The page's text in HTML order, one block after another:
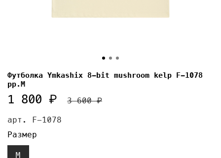
арт. F-1078
Футболка Ymkashix 8-bit mushroom kelp F-1078
pp.M
1 800 ₽ 3 600 ₽
Размер
M